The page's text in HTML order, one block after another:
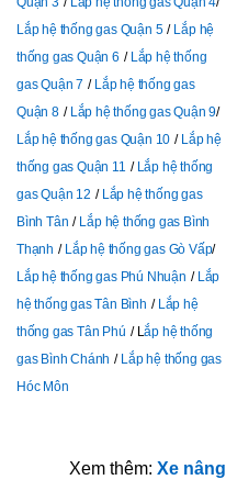
Lắp hệ thống gas Quận 5
Lắp hệ
thống gas Quận 6
Lắp hệ thống
gas Quận 7
Lắp hệ thống gas
Quận 8
Lắp hệ thống gas Quận 9
Lắp hệ thống gas Quận 10
Lắp hệ
thống gas Quận 11
Lắp hệ thống
gas Quận 12
Lắp hệ thống gas
Bình Tân
Lắp hệ thống gas Bình
Thạnh
Lắp hệ thống gas Gò Vấp
Lắp hệ thống gas Phú Nhuận
Lắp
hệ thống gas Tân Bình
Lắp hệ
thống gas Tân Phú
Lắp hệ thống
gas Bình Chánh
Lắp hệ thống gas
Hóc Môn
Xem thêm: Xe nâng